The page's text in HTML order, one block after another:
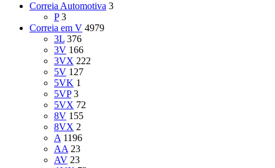
Correia Automotiva 3
P 3
Correia em V 4979
3L 376
3V 166
3VX 222
5V 127
5VK 1
5VP 3
5VX 72
8V 155
8VX 2
A 1196
AA 23
AV 23